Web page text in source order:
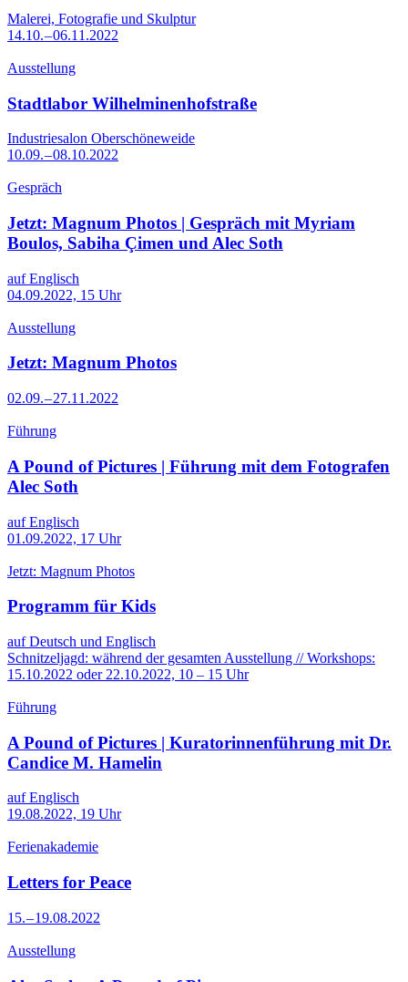
Malerei, Fotografie und Skulptur
14.10. – 06.11.2022
Ausstellung
Stadtlabor Wilhelminenhofstraße
Industriesalon Oberschöneweide
10.09. – 08.10.2022
Gespräch
Jetzt: Magnum Photos | Gespräch mit Myriam
Boulos, Sabiha Çimen und Alec Soth
auf Englisch
04.09.2022, 15 Uhr
Ausstellung
Jetzt: Magnum Photos
02.09. – 27.11.2022
Führung
A Pound of Pictures | Führung mit dem Fotografen
Alec Soth
auf Englisch
01.09.2022, 17 Uhr
Jetzt: Magnum Photos
Programm für Kids
auf Deutsch und Englisch
Schnitzeljagd: während der gesamten Ausstellung // Workshops:
15.10.2022 oder 22.10.2022, 10 – 15 Uhr
Führung
A Pound of Pictures | Kuratorinnenführung mit Dr.
Candice M. Hamelin
auf Englisch
19.08.2022, 19 Uhr
Ferienakademie
Letters for Peace
15. – 19.08.2022
Ausstellung